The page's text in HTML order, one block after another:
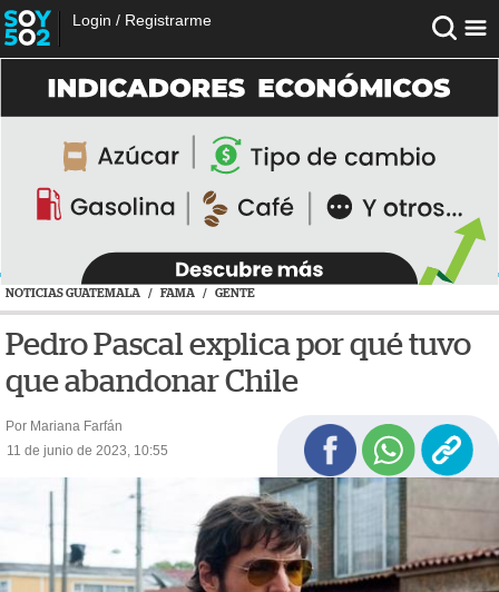
Login / Registrarme
NOTICIAS GUATEMALA / FAMA / GENTE
Pedro Pascal explica por qué tuvo
que abandonar Chile
Por Mariana Farfán
11 de junio de 2023, 10:55